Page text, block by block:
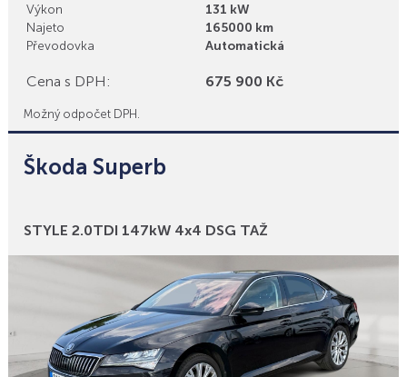
Výkon
131 kW
Najeto
165000 km
Převodovka
Automatická
Cena s DPH: 675 900 Kč
Možný odpočet DPH.
Škoda Superb
Bonusy
STYLE 2.0TDI 147kW 4x4 DSG TAŽ